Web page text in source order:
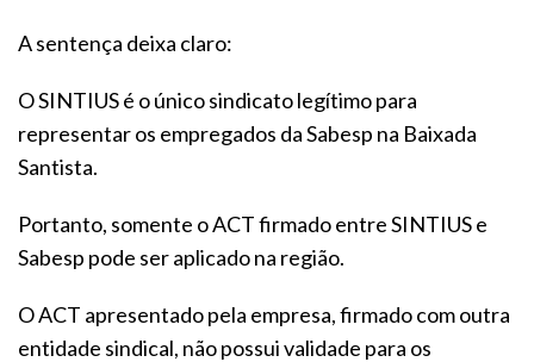
A sentença deixa claro:
O SINTIUS é o único sindicato legítimo para
representar os empregados da Sabesp na Baixada
Santista.
Portanto, somente o ACT firmado entre SINTIUS e
Sabesp pode ser aplicado na região.
O ACT apresentado pela empresa, firmado com outra
entidade sindical, não possui validade para os